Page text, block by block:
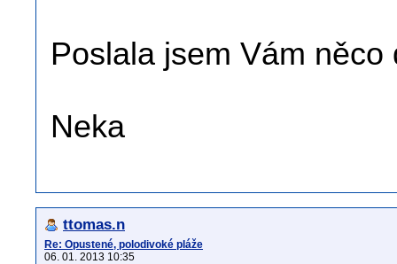
Poslala jsem Vám něco
Neka
ttomas.n
Re: Opustené, polodivoké pláže
06. 01. 2013 10:35